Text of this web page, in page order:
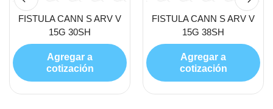
FISTULA CANN S ARV V
15G 30SH
Agregar a
cotización
FISTULA CANN S ARV V
15G 38SH
Agregar a
cotización